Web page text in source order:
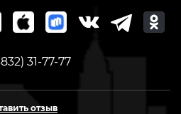
31-77-77
отзыв